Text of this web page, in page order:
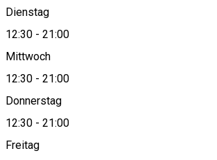
Dienstag
12:30 - 21:00
Mittwoch
12:30 - 21:00
Donnerstag
12:30 - 21:00
Freitag
View on map